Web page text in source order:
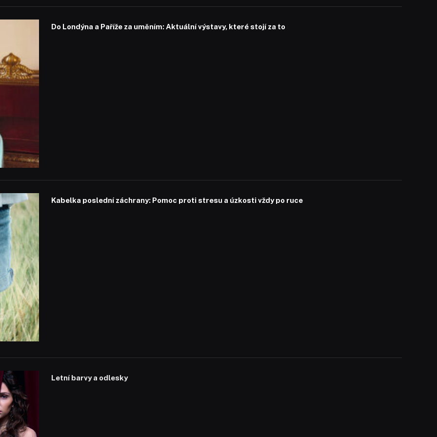
Do Londýna a Paříže za uměním: Aktuální výstavy, které stojí za to
Kabelka poslední záchrany: Pomoc proti stresu a úzkosti vždy po ruce
Letní barvy a odlesky